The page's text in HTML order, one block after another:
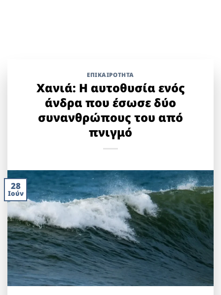
ΕΠΙΚΑΙΡΟΤΗΤΑ
Χανιά: Η αυτοθυσία ενός
άνδρα που έσωσε δύο
συνανθρώπους του από
πνιγμό
28
Ιούν